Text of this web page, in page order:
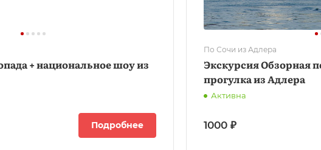
+ национальное шоу из
Подробнее
По Сочи из Адлера
Экскурсия Обзорная
прогулка из Адлера
Активна
1000 ₽